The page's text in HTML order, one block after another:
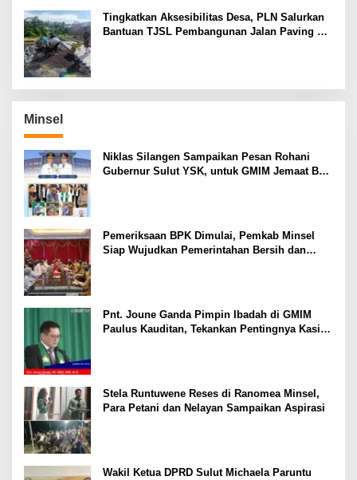
Tingkatkan Aksesibilitas Desa, PLN Salurkan
Bantuan TJSL Pembangunan Jalan Paving di
Minsel
Niklas Silangen Sampaikan Pesan Rohani
Gubernur Sulut YSK, untuk GMIM Jemaat Bait
Pemeriksaan BPK Dimulai, Pemkab Minsel
Siap Wujudkan Pemerintahan Bersih dan
Pnt. Joune Ganda Pimpin Ibadah di GMIM
Paulus Kauditan, Tekankan Pentingnya Kasih
Stela Runtuwene Reses di Ranomea Minsel,
Para Petani dan Nelayan Sampaikan Aspirasi
Wakil Ketua DPRD Sulut Michaela Paruntu